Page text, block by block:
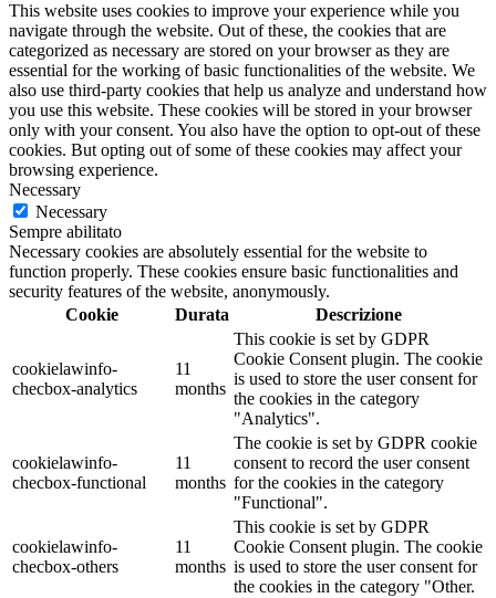
This website uses cookies to improve your experience while you
navigate through the website. Out of these, the cookies that are
categorized as necessary are stored on your browser as they are
essential for the working of basic functionalities of the website. We
also use third-party cookies that help us analyze and understand how
you use this website. These cookies will be stored in your browser
only with your consent. You also have the option to opt-out of these
cookies. But opting out of some of these cookies may affect your
browsing experience.
Necessary
Necessary
Sempre abilitato
Necessary cookies are absolutely essential for the website to
function properly. These cookies ensure basic functionalities and
security features of the website, anonymously.
Cookie
Durata Descrizione
cookielawinfo-
checbox-analytics
11
months
This cookie is set by GDPR
Cookie Consent plugin. The cookie
is used to store the user consent for
the cookies in the category
"Analytics".
cookielawinfo-
checbox-functional
11
months
The cookie is set by GDPR cookie
consent to record the user consent
for the cookies in the category
"Functional".
cookielawinfo-
checbox-others
11
months
This cookie is set by GDPR
Cookie Consent plugin. The cookie
is used to store the user consent for
the cookies in the category "Other.